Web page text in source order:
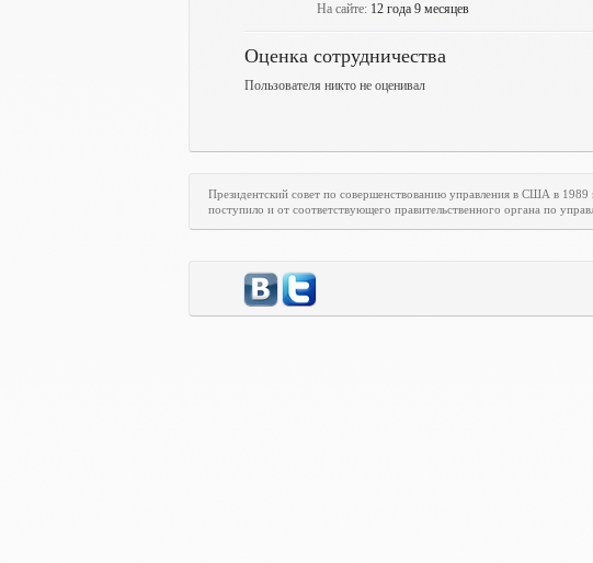
На сайте: 12 года 9 месяцев
Оценка сотрудничества
Пользователя никто не оценивал
Президентский совет по совершенствованию управления в США в
поступило и от соответствующего правительственного органа по